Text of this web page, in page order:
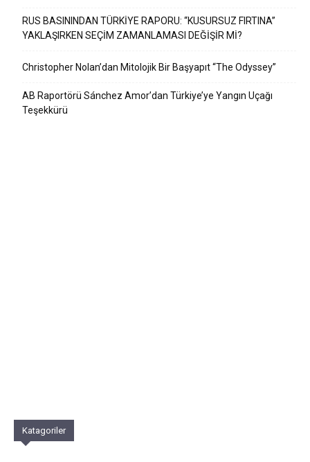
RUS BASININDAN TÜRKİYE RAPORU: “KUSURSUZ FIRTINA”
YAKLAŞIRKEN SEÇİM ZAMANLAMASI DEĞİŞİR Mİ?
Christopher Nolan’dan Mitolojik Bir Başyapıt “The Odyssey”
AB Raportörü Sánchez Amor’dan Türkiye’ye Yangın Uçağı
Teşekkürü
Katagoriler